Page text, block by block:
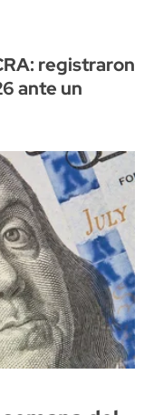
registraron
ante un